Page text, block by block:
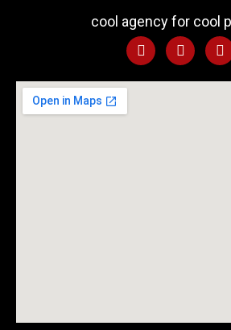
cool agency for cool